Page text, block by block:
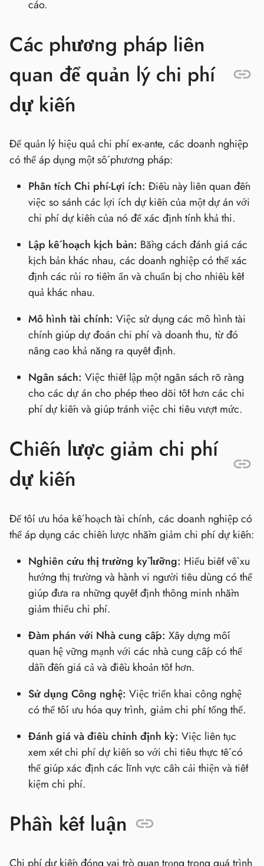
cáo.
Các phương pháp liên
quan để quản lý chi phí
dự kiến
Để quản lý hiệu quả chi phí ex-ante, các doanh nghiệp
có thể áp dụng một số phương pháp:
Phân tích Chi phí-Lợi ích: Điều này liên quan đến
việc so sánh các lợi ích dự kiến của một dự án với
chi phí dự kiến của nó để xác định tính khả thi.
Lập kế hoạch kịch bản: Bằng cách đánh giá các
kịch bản khác nhau, các doanh nghiệp có thể xác
định các rủi ro tiềm ẩn và chuẩn bị cho nhiều kết
quả khác nhau.
Mô hình tài chính: Việc sử dụng các mô hình tài
chính giúp dự đoán chi phí và doanh thu, từ đó
nâng cao khả năng ra quyết định.
Ngân sách: Việc thiết lập một ngân sách rõ ràng
cho các dự án cho phép theo dõi tốt hơn các chi
phí dự kiến và giúp tránh việc chi tiêu vượt mức.
Chiến lược giảm chi phí
dự kiến
Để tối ưu hóa kế hoạch tài chính, các doanh nghiệp có
thể áp dụng các chiến lược nhằm giảm chi phí dự kiến:
Nghiên cứu thị trường kỹ lưỡng: Hiểu biết về xu
hướng thị trường và hành vi người tiêu dùng có thể
giúp đưa ra những quyết định thông minh nhằm
giảm thiểu chi phí.
Đàm phán với Nhà cung cấp: Xây dựng mối
quan hệ vững mạnh với các nhà cung cấp có thể
dẫn đến giá cả và điều khoản tốt hơn.
Sử dụng Công nghệ: Việc triển khai công nghệ
có thể tối ưu hóa quy trình, giảm chi phí tổng thể.
Đánh giá và điều chỉnh định kỳ: Việc liên tục
xem xét chi phí dự kiến so với chi tiêu thực tế có
thể giúp xác định các lĩnh vực cần cải thiện và tiết
kiệm chi phí.
Phần kết luận